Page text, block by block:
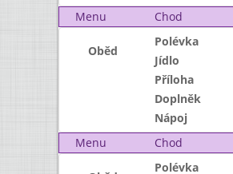
Menu
Chod
Oběd
Polévka
Jídlo
Příloha
Doplněk
Nápoj
Menu
Chod
Polévka